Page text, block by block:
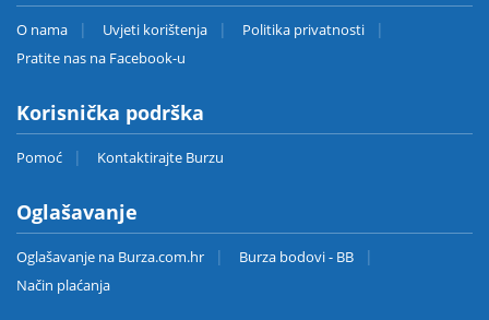
O nama Uvjeti korištenja
Politika privatnosti
Pratite nas na Facebook-u
Korisnička podrška
Pomoć Kontaktirajte Burzu
Oglašavanje
Oglašavanje na Burza.com.hr
Burza bodovi - BB
Način plaćanja